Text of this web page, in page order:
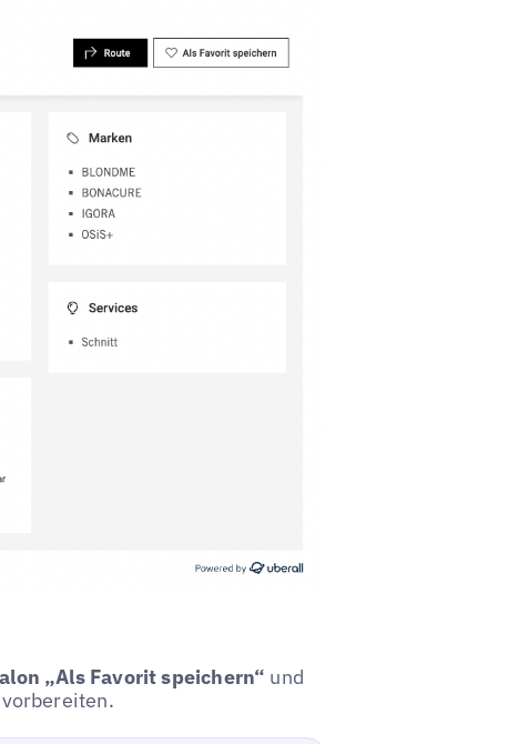
„Als Favorit speichern“ und